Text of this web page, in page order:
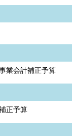
業会計補正予算
正予算